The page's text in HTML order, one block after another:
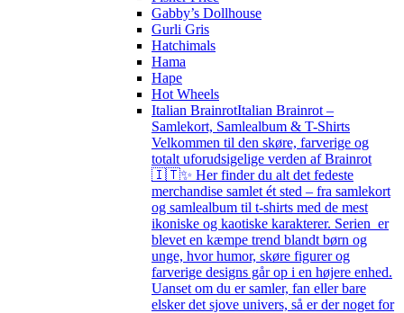
Gabby’s Dollhouse
Gurli Gris
Hatchimals
Hama
Hape
Hot Wheels
Italian BrainrotItalian Brainrot –
Samlekort, Samlealbum & T-Shirts
Velkommen til den skøre, farverige og
totalt uforudsigelige verden af Brainrot
🇮🇹✨ Her finder du alt det fedeste
merchandise samlet ét sted – fra samlekort
og samlealbum til t-shirts med de mest
ikoniske og kaotiske karakterer. Serien er
blevet en kæmpe trend blandt børn og
unge, hvor humor, skøre figurer og
farverige designs går op i en højere enhed.
Uanset om du er samler, fan eller bare
elsker det sjove univers, så er der noget for